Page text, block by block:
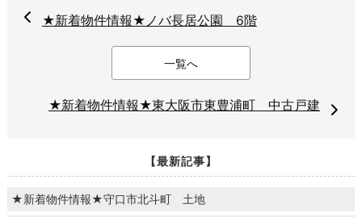
★新着物件情報★ノバ長居公園 6階
一覧へ
★新着物件情報★東大阪市東豊浦町 中古戸建
【最新記事】
★新着物件情報★守口市北斗町 土地